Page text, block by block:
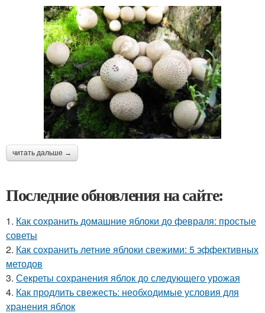
читать дальше →
Последние обновления на сайте:
1. Как сохранить домашние яблоки до февраля: простые
советы
2. Как сохранить летние яблоки свежими: 5 эффективных
методов
3. Секреты сохранения яблок до следующего урожая
4. Как продлить свежесть: необходимые условия для
хранения яблок